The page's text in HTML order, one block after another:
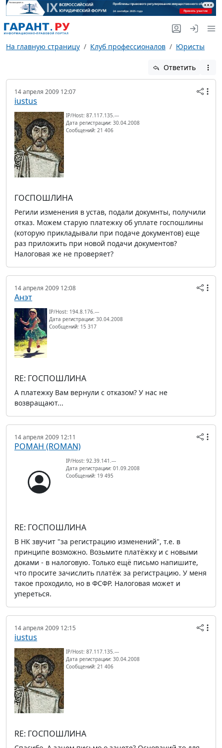
На главную страницу Клуб профессионалов Юристы
Ответить
14 апреля 2009 12:07
iustus
IP/Host: 87.117.135.---
Дата регистрации: 30.04.2008
Сообщений: 21 406
ГОСПОШЛИНА
Регили изменения в устав, подали докумнты, получили
отказ. Можем старую платежку об уплате госпошлины
(которую прикладывали при подаче документов) еще
раз приложить при новой подачи документов?
Налоговая же не проверяет?
14 апреля 2009 12:08
Анэт
IP/Host: 194.8.176.---
Дата регистрации: 30.04.2008
Сообщений: 15 317
RE: ГОСПОШЛИНА
А платежку Вам вернули с отказом? У нас не
возвращают...
14 апреля 2009 12:11
РОМАН (ROMAN)
IP/Host: 92.39.141.---
Дата регистрации: 01.09.2008
Сообщений: 19 495
RE: ГОСПОШЛИНА
В НК звучит "за регистрацию изменений", т.е. в
принципе возможно. Возьмите платёжку и с новыми
доками - в налоговую. Только ещё письмо напишите,
что просите зачислить платёж за регистрацию. У меня
такое проходило, но в ФСФР. Налоговая может и
упереться.
14 апреля 2009 12:15
iustus
IP/Host: 87.117.135.---
Дата регистрации: 30.04.2008
Сообщений: 21 406
RE: ГОСПОШЛИНА